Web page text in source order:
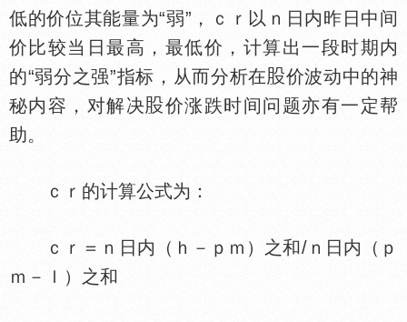
低的价位其能量为“弱”，ｃｒ以ｎ日内昨日中间
价比较当日最高，最低价，计算出一段时期内
的“弱分之强”指标，从而分析在
价波动中的神
秘内容，对解决
价涨跌时间问题亦有一定帮
助。
ｃｒ的计算公式为：
ｃｒ＝ｎ日内（ｈ－ｐｍ）之和/ｎ日内（ｐ
ｍ－ｌ）之和